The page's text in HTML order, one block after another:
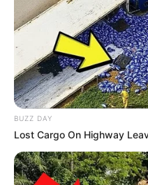
BUZZ DAY
Lost Cargo On Highway